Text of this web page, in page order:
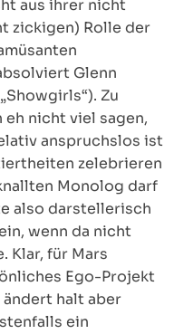
aus ihrer nicht
zickigen) Rolle der
Glenn
Zu
eh nicht viel sagen,
anspruchslos ist
zelebrieren
Monolog darf
also darstellerisch
wenn da nicht
Klar, für Mars
Ego-Projekt
halt aber
ein